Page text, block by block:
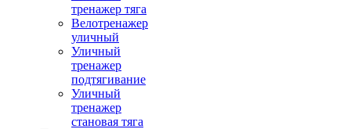
тренажер тяга
Велотренажер
уличный
Уличный
тренажер
подтягивание
Уличный
тренажер
становая тяга